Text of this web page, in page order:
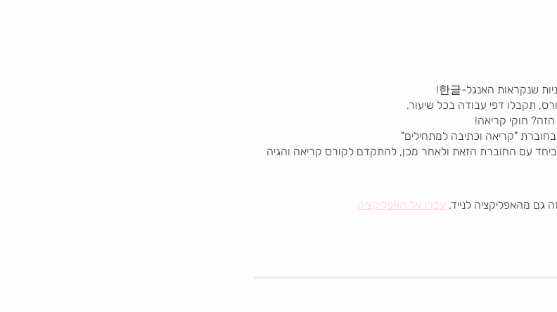
גם מהאפליקציה לנייד. עברו אל האפליקציה